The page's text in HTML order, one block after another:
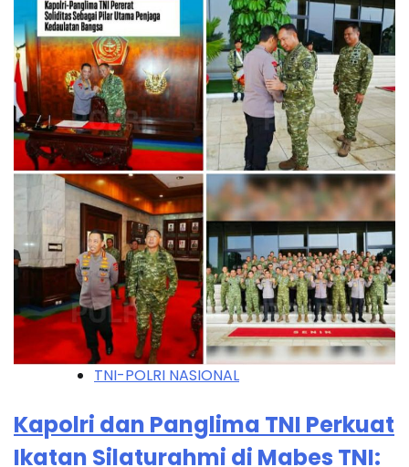
TNI-POLRI NASIONAL
Kapolri dan Panglima TNI Perkuat
Ikatan Silaturahmi di Mabes TNI: